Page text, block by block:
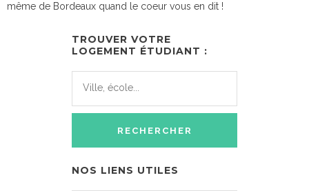
même de Bordeaux quand le coeur vous en dit !
TROUVER VOTRE
LOGEMENT ÉTUDIANT :
NOS LIENS UTILES